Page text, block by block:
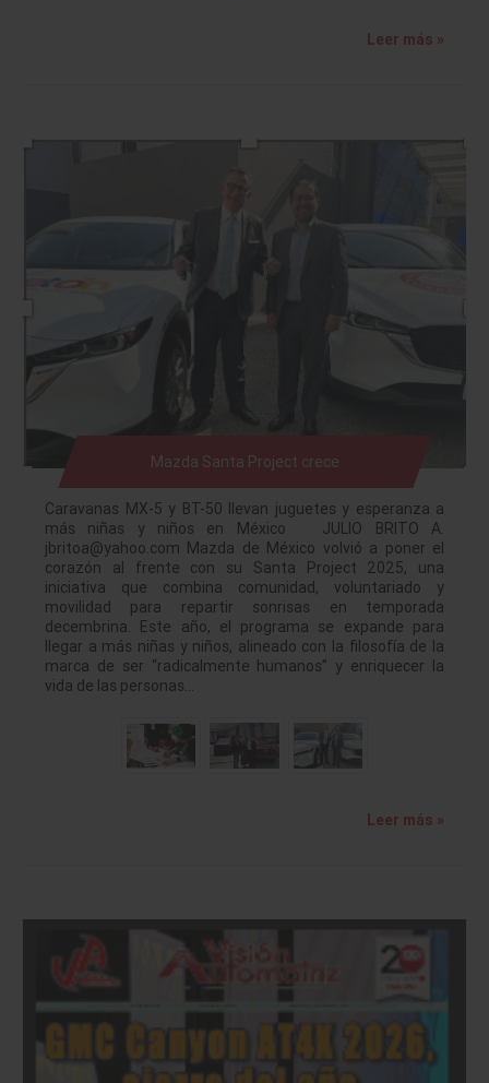
Leer más »
Mazda Santa Project crece
Caravanas MX-5 y BT-50 llevan juguetes y esperanza a
más niñas y niños en México JULIO BRITO A.
jbritoa@yahoo.com Mazda de México volvió a poner el
corazón al frente con su Santa Project 2025, una
iniciativa que combina comunidad, voluntariado y
movilidad para repartir sonrisas en temporada
decembrina. Este año, el programa se expande para
llegar a más niñas y niños, alineado con la filosofía de la
marca de ser “radicalmente humanos” y enriquecer la
vida de las personas…
Leer más »